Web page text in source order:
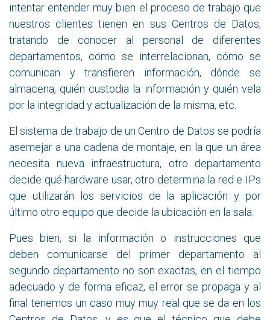
intentar entender muy bien el proceso de trabajo que
nuestros clientes tienen en sus Centros de Datos,
tratando de conocer al personal de diferentes
departamentos, cómo se interrelacionan, cómo se
comunican y transfieren información, dónde se
almacena, quién custodia la información y quién vela
por la integridad y actualización de la misma, etc.
El sistema de trabajo de un Centro de Datos se podría
asemejar a una cadena de montaje, en la que un área
necesita nueva infraestructura, otro departamento
decide qué hardware usar, otro determina la red e IPs
que utilizarán los servicios de la aplicación y por
último otro equipo que decide la ubicación en la sala.
Pues bien, si la información o instrucciones que
deben comunicarse del primer departamento al
segundo departamento no son exactas, en el tiempo
adecuado y de forma eficaz, el error se propaga y al
final tenemos un caso muy muy real que se da en los